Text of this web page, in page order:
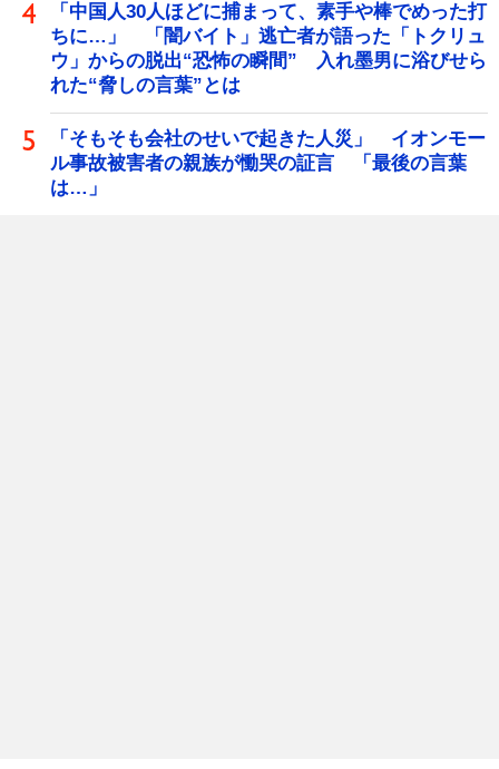
「中国人30人ほどに捕まって、素手や棒でめった打
ちに…」 「闇バイト」逃亡者が語った「トクリュ
ウ」からの脱出“恐怖の瞬間” 入れ墨男に浴びせら
れた“脅しの言葉”とは
「そもそも会社のせいで起きた人災」 イオンモー
ル事故被害者の親族が慟哭の証言 「最後の言葉
は…」